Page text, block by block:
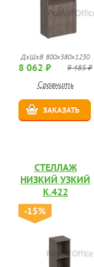
ДхШхВ 800x380x1230
8 062 ₽ 9 485 ₽
Сравнить
ЗАКАЗАТЬ
СТЕЛЛАЖ
НИЗКИЙ УЗКИЙ
К.422
-15%